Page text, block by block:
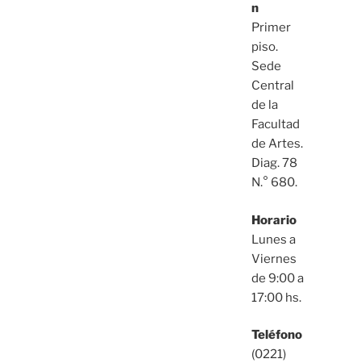
n
Primer
piso.
Sede
Central
de la
Facultad
de Artes.
Diag. 78
N.° 680.
Horario
Lunes a
Viernes
de 9:00 a
17:00 hs.
Teléfono
(0221)